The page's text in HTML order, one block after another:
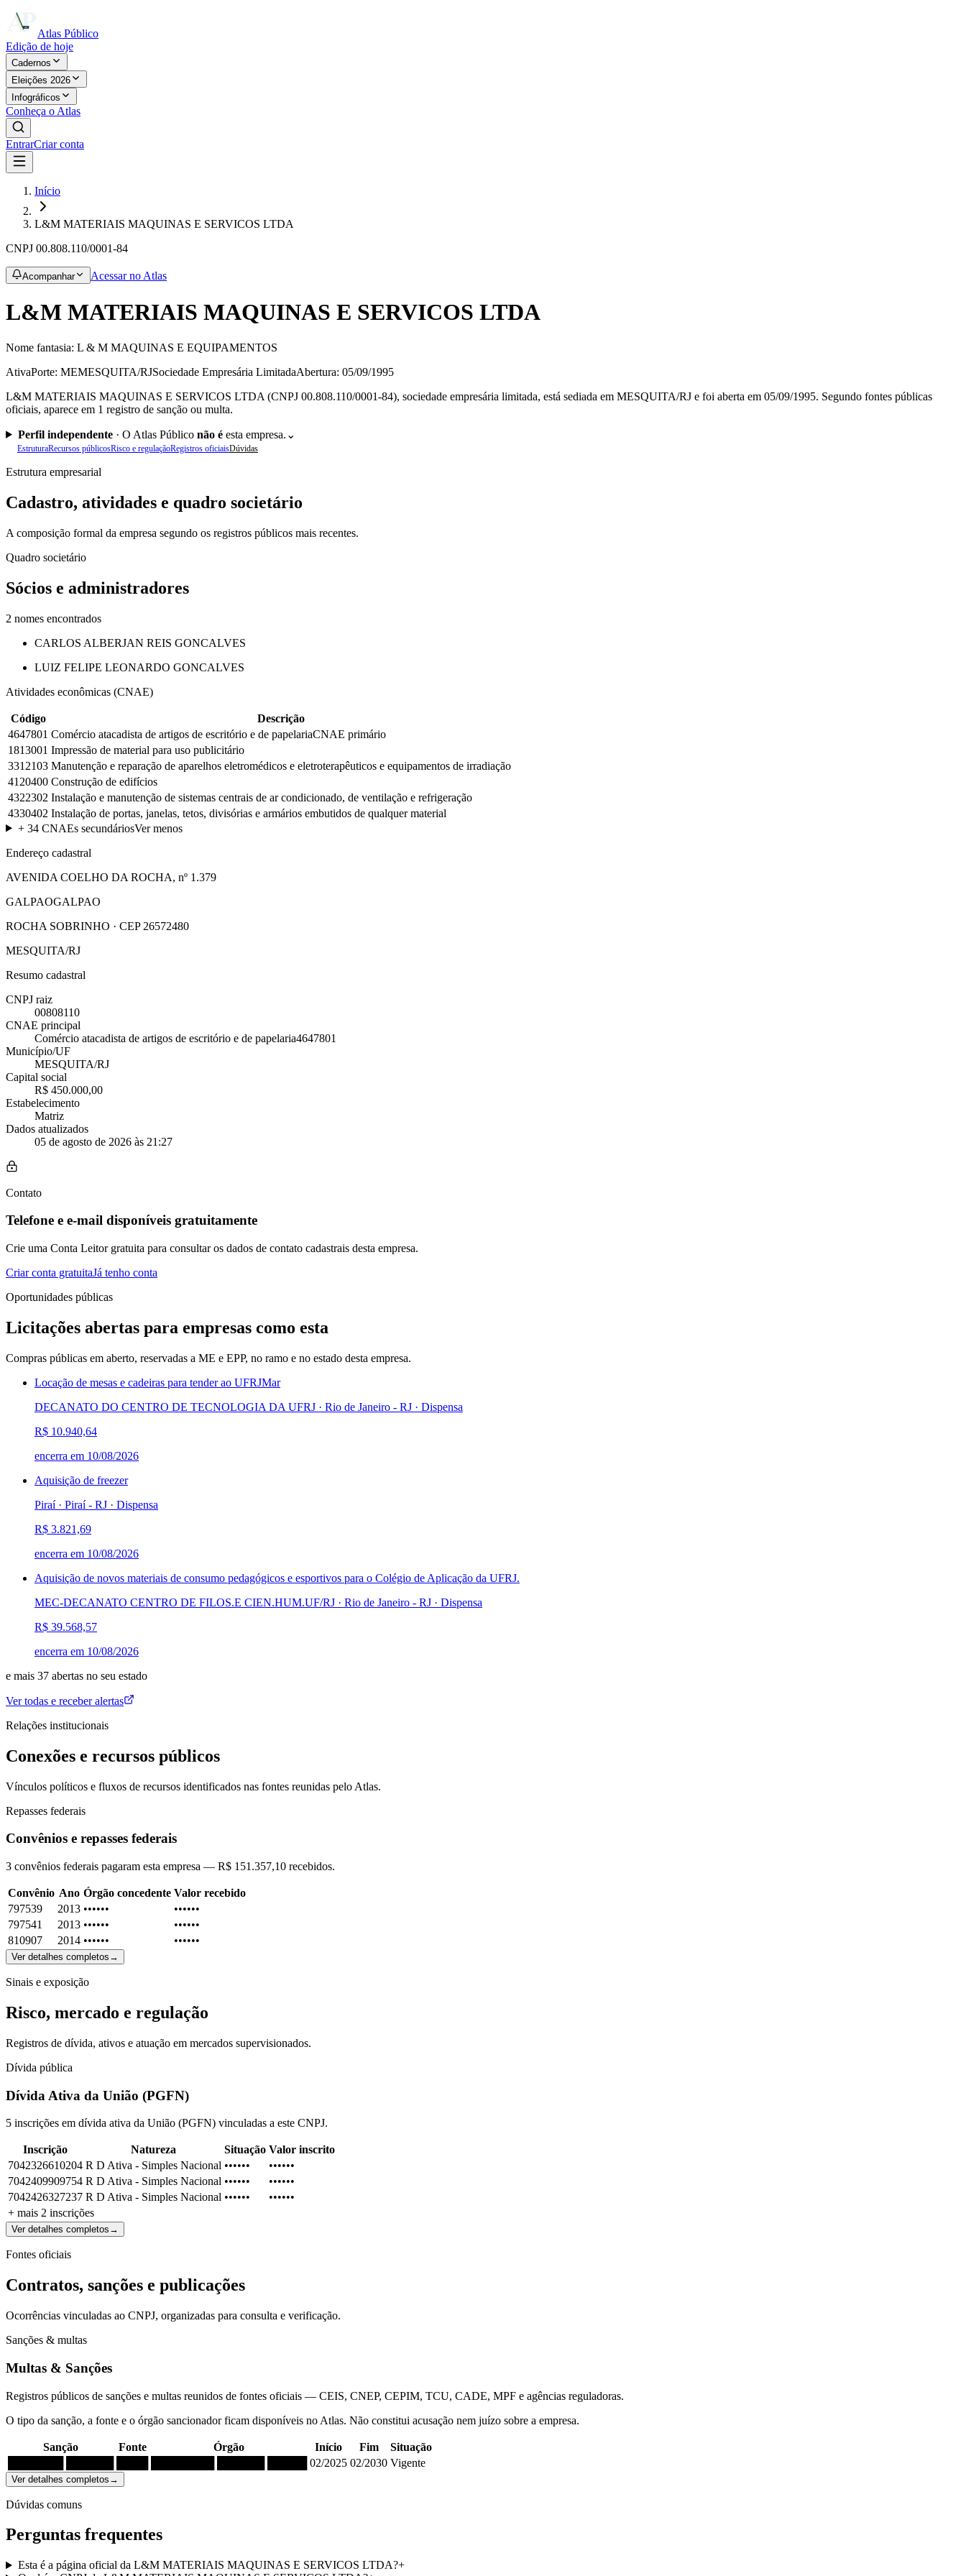
Atlas Público
Edição de hoje
Cadernos
Eleições 2026
Infográficos
Conheça o Atlas
EntrarCriar conta
Início
L&M MATERIAIS MAQUINAS E SERVICOS LTDA
CNPJ 00.808.110/0001-84
Acompanhar Acessar no Atlas
L&M MATERIAIS MAQUINAS E SERVICOS LTDA
Nome fantasia: L & M MAQUINAS E EQUIPAMENTOS
AtivaPorte: MEMESQUITA/RJSociedade Empresária LimitadaAbertura: 05/09/1995
L&M MATERIAIS MAQUINAS E SERVICOS LTDA (CNPJ 00.808.110/0001-84), sociedade empresária limitada, está sediada em MESQUITA/RJ e foi aberta em 05/09/1995. Segundo fontes públicas
oficiais, aparece em 1 registro de sanção ou multa.
Perfil independente· O Atlas Público não éesta empresa. ⌄
EstruturaRecursos públicosRisco e regulaçãoRegistros oficiaisDúvidas
Estrutura empresarial
Cadastro, atividades e quadro societário
A composição formal da empresa segundo os registros públicos mais recentes.
Quadro societário
Sócios e administradores
2 nomes encontrados
CARLOS ALBERJAN REIS GONCALVES
LUIZ FELIPE LEONARDO GONCALVES
Atividades econômicas (CNAE)
Código
Descrição
4647801 Comércio atacadista de artigos de escritório e de papelariaCNAE primário
1813001 Impressão de material para uso publicitário
3312103 Manutenção e reparação de aparelhos eletromédicos e eletroterapêuticos e equipamentos de irradiação
4120400 Construção de edifícios
4322302 Instalação e manutenção de sistemas centrais de ar condicionado, de ventilação e refrigeração
4330402 Instalação de portas, janelas, tetos, divisórias e armários embutidos de qualquer material
+ 34CNAEs secundáriosVer menos
Endereço cadastral
AVENIDA COELHO DA ROCHA, nº 1.379
GALPAOGALPAO
ROCHA SOBRINHO · CEP 26572480
MESQUITA/RJ
Resumo cadastral
CNPJ raiz
00808110
CNAE principal
Comércio atacadista de artigos de escritório e de papelaria4647801
Município/UF
MESQUITA/RJ
Capital social
R$ 450.000,00
Estabelecimento
Matriz
Dados atualizados
05 de agosto de 2026 às 21:27
Contato
Telefone e e-mail disponíveis gratuitamente
Crie uma Conta Leitor gratuita para consultar os dados de contato cadastrais desta empresa.
Criar conta gratuitaJá tenho conta
Oportunidades públicas
Licitações abertas para empresas como esta
Compras públicas em aberto, reservadas a ME e EPP, no ramo e no estado desta empresa.
Locação de mesas e cadeiras para tender ao UFRJMar
DECANATO DO CENTRO DE TECNOLOGIA DA UFRJ · Rio de Janeiro - RJ · Dispensa
R$ 10.940,64
encerra em 10/08/2026
Aquisição de freezer
Piraí · Piraí - RJ · Dispensa
R$ 3.821,69
encerra em 10/08/2026
Aquisição de novos materiais de consumo pedagógicos e esportivos para o Colégio de Aplicação da UFRJ.
MEC-DECANATO CENTRO DE FILOS.E CIEN.HUM.UF/RJ · Rio de Janeiro - RJ · Dispensa
R$ 39.568,57
encerra em 10/08/2026
e mais 37 abertas no seu estado
Ver todas e receber alertas
Relações institucionais
Conexões e recursos públicos
Vínculos políticos e fluxos de recursos identificados nas fontes reunidas pelo Atlas.
Repasses federais
Convênios e repasses federais
3 convênios federais pagaram esta empresa — R$ 151.357,10 recebidos.
Convênio Ano Órgão concedente Valor recebido
797539
2013 ••••••
••••••
797541
2013 ••••••
••••••
810907
2014 •••••• ••••••
Ver detalhes completos →
Sinais e exposição
Risco, mercado e regulação
Registros de dívida, ativos e atuação em mercados supervisionados.
Dívida pública
Dívida Ativa da União (PGFN)
5 inscrições em dívida ativa da União (PGFN) vinculadas a este CNPJ.
Inscrição Natureza Situação Valor inscrito
7042326610204 R D Ativa - Simples Nacional ••••••
••••••
7042409909754 R D Ativa - Simples Nacional ••••••
••••••
7042426327237 R D Ativa - Simples Nacional ••••••
••••••
+ mais 2 inscrições
Ver detalhes completos →
Fontes oficiais
Contratos, sanções e publicações
Ocorrências vinculadas ao CNPJ, organizadas para consulta e verificação.
Sanções & multas
Multas & Sanções
Registros públicos de sanções e multas reunidos de fontes oficiais — CEIS, CNEP, CEPIM, TCU, CADE, MPF e agências reguladoras.
O tipo da sanção, a fonte e o órgão sancionador ficam disponíveis no Atlas. Não constitui acusação nem juízo sobre a empresa.
Sanção Fonte Órgão Início Fim
Situação
02/2025 02/2030 Vigente
Ver detalhes completos →
Dúvidas comuns
Perguntas frequentes
Esta é a página oficial da L&M MATERIAIS MAQUINAS E SERVICOS LTDA?+